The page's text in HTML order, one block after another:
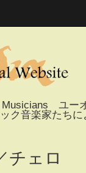
/ ユ
Musicians ユー
ク音楽家たちに
ェロ